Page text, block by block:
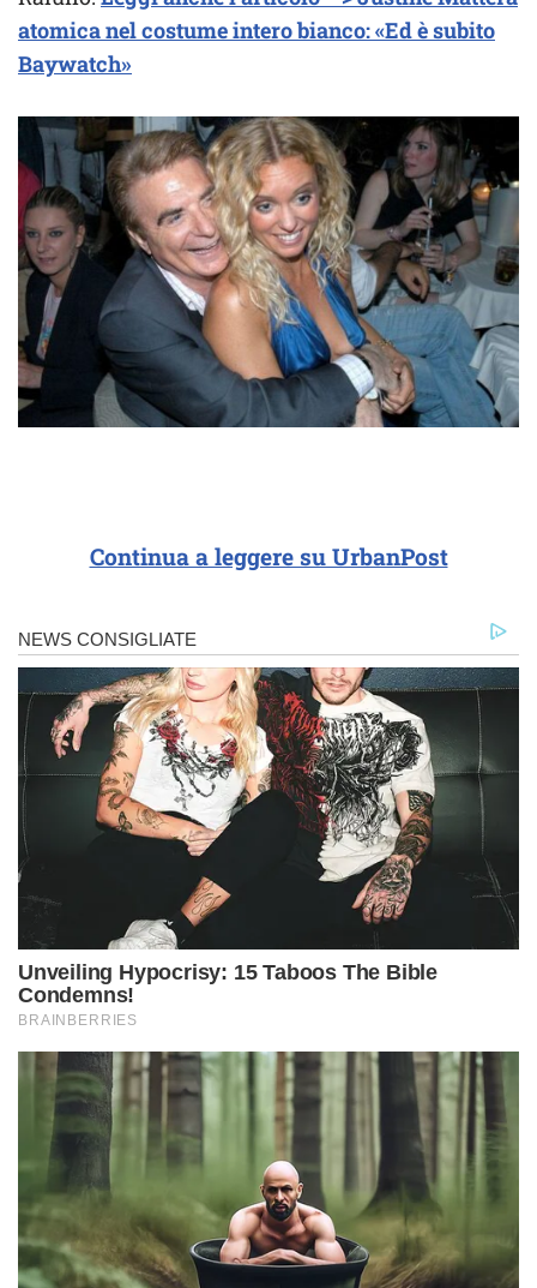
atomica nel costume intero bianco: «Ed è subito
Baywatch»
Continua a leggere su UrbanPost